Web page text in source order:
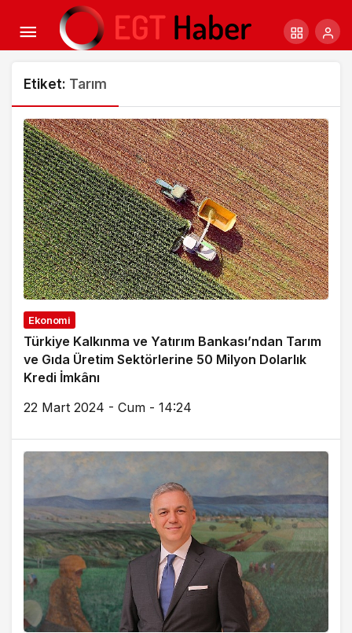
Etiket: Tarım
Ekonomi
Türkiye Kalkınma ve Yatırım Bankası’ndan Tarım
ve Gıda Üretim Sektörlerine 50 Milyon Dolarlık
Kredi İmkânı
22 Mart 2024 - Cum - 14:24